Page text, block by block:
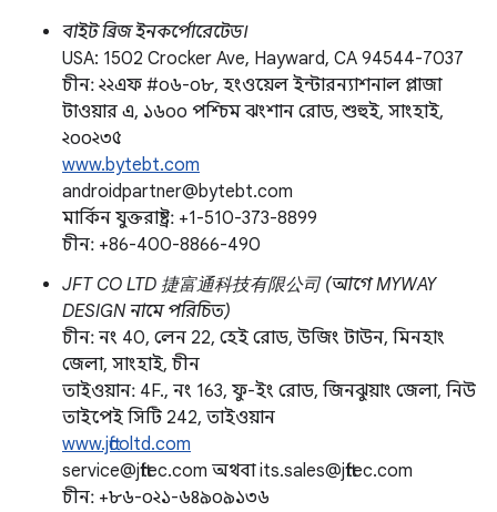
বাইট ব্রিজ ইনকর্পোরেটেড।
USA: 1502 Crocker Ave, Hayward, CA 94544-7037
চীন: ২২এফ #০৬-০৮, হংওয়েল ইন্টারন্যাশনাল প্লাজা
টাওয়ার এ, ১৬০০ পশ্চিম ঝংশান রোড, শুহুই, সাংহাই,
২০০২৩৫
www.bytebt.com
androidpartner@bytebt.com
মার্কিন যুক্তরাষ্ট্র: +1-510-373-8899
চীন: +86-400-8866-490
JFT CO LTD 捷富通科技有限公司 (আগে MYWAY
DESIGN নামে পরিচিত)
চীন: নং 40, লেন 22, হেই রোড, উজিং টাউন, মিনহাং
জেলা, সাংহাই, চীন
তাইওয়ান: 4F., নং 163, ফু-ইং রোড, জিনঝুয়াং জেলা, নিউ
তাইপেই সিটি 242, তাইওয়ান
www.jftcoltd.com
service@jfttec.com অথবা its.sales@jfttec.com
চীন: +৮৬-০২১-৬৪৯০৯১৩৬